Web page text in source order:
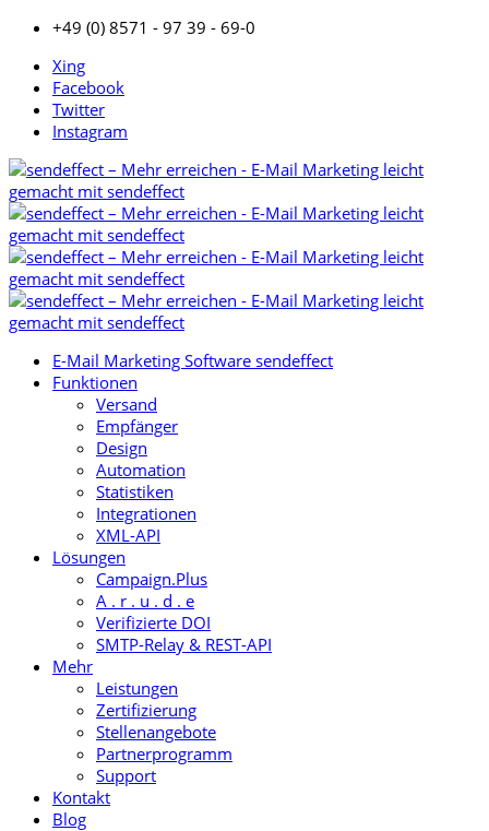
+49 (0) 8571 - 97 39 - 69-0
Xing
Facebook
Twitter
Instagram
E-Mail Marketing Software sendeffect
Funktionen
Versand
Empfänger
Design
Automation
Statistiken
Integrationen
XML-API
Lösungen
Campaign.Plus
A . r . u . d . e
Verifizierte DOI
SMTP-Relay & REST-API
Mehr
Leistungen
Zertifizierung
Stellenangebote
Partnerprogramm
Support
Kontakt
Blog